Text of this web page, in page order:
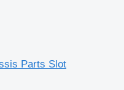
Parts Slot